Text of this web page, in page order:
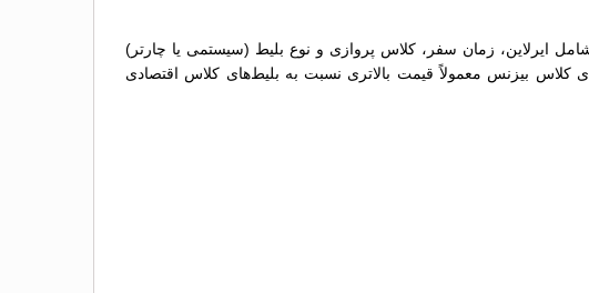
ایرلاین، زمان سفر، کلاس پروازی و نوع بلیط (سیستمی یا چارتر)
کلاس بیزنس معمولاً قیمت بالاتری نسبت به بلیط‌های کلاس اقتصادی